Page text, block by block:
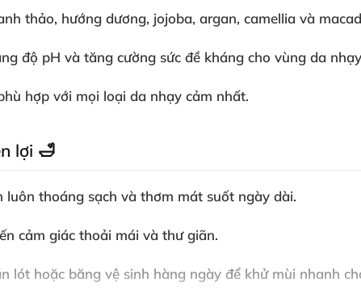
thảo, hướng dương, jojoba, argan, camellia và
độ pH và tăng cường sức đề kháng cho vùng da
hợp với mọi loại da nhạy cảm nhất.
lợi 🛁
thoáng sạch và thơm mát suốt ngày dài.
cảm giác thoải mái và thư giãn.
lót hoặc băng vệ sinh hàng ngày để khử mùi nhanh